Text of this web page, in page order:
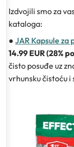
Izdvojili smo za
kataloga:
● JAR Kapsule za
14.99 EUR (28%
čisto posuđe uz
vrhunsku čistoću i